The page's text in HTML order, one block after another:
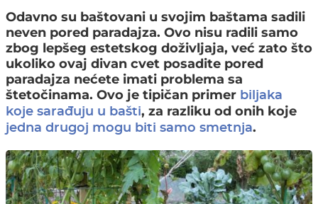
Odavno su baštovani u svojim baštama sadili
neven pored paradajza. Ovo nisu radili samo
zbog lepšeg estetskog doživljaja, već zato što
ukoliko ovaj divan cvet posadite pored
paradajza nećete imati problema sa
štetočinama. Ovo je tipičan primer biljaka
koje sarađuju u bašti, za razliku od onih koje
jedna drugoj mogu biti samo smetnja.